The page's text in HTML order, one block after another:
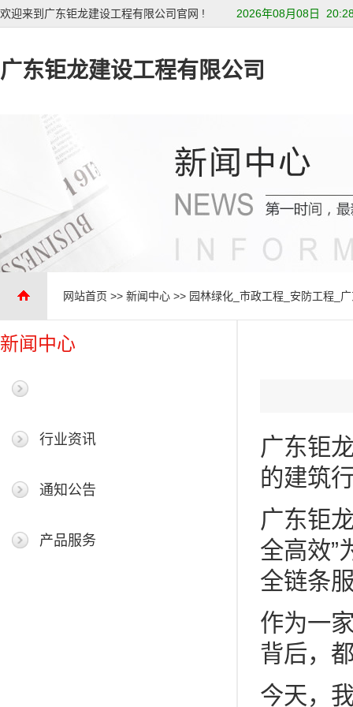
欢迎来到广东钜龙建设工程有限公司官网 ! 2026年08月08日
广东钜龙建设工程有限公司
网站首页 >> 新闻中心 >> 园林绿化_市政工程_安防工程_
新闻中心
行业资讯
通知公告
产品服务
广东钜
的建筑
广东钜
全高效”
全链条
作为一
背后，
今天，